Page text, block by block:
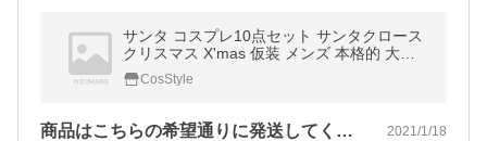
サンタ コスプレ10点セット サンタクロース
クリスマス X'mas 仮装 メンズ 本格的 大人
衣装 男女兼用 ハロウィン 男性用
CosStyle
商品はこちらの希望通りに発送してくださ… 2021/1/18